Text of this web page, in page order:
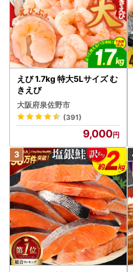
えび 1.7kg 特大5Lサイズ む
きえび
大阪府泉佐野市
(391)
9,000